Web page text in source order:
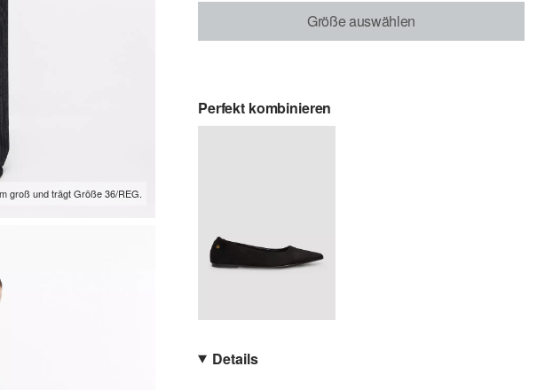
groß und trägt Größe 36/REG.
Größe auswählen
Perfekt kombinieren
Details